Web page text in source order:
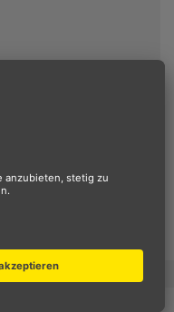
am Lenker
ein
an der
die man